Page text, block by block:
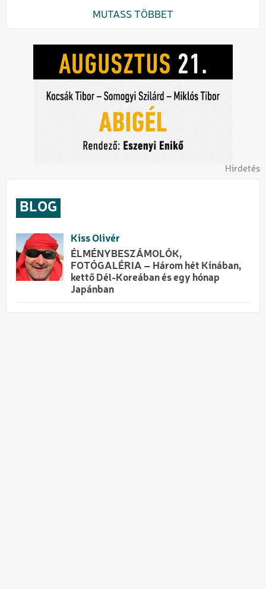
MUTASS TÖBBET
Hirdetés
BLOG
Kiss Olivér
ÉLMÉNYBESZÁMOLÓK,
FOTÓGALÉRIA – Három hét Kínában,
kettő Dél-Koreában és egy hónap
Japánban